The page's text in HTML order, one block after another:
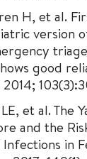
H, et al.
version
good
2014;
et al. The
and the
Infections in